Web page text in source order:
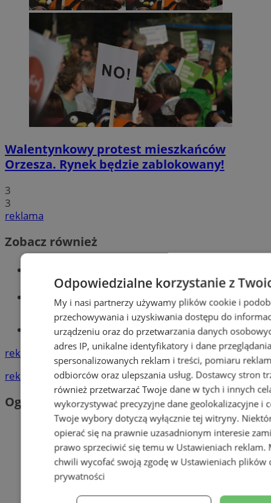
Walentynkowy protest mieszkańców
Orzesza. Rynek będzie zablokowany!
3
3
reklama
Zobacz również
Wiadomości lokalne
Tworzenie stron www - Orzesze
reklama
reklama
Ogłoszenia
Odpowiedzialne korzystanie z
My i nasi partnerzy używamy plików cookie i
przechowywania i uzyskiwania dostępu do
urządzeniu oraz do przetwarzania danych
adres IP, unikalne identyfikatory i dane
spersonalizowanych reklam i treści, pomiaru
odbiorców oraz ulepszania usług. Dostawcy stron
również przetwarzać Twoje dane w tych i innych
wykorzystywać precyzyjne dane geolokalizacyjne i
Twoje wybory dotyczą wyłącznie tej witryny.
opierać się na prawnie uzasadnionym interesie
prawo sprzeciwić się temu w Ustawieniach reklam.
chwili wycofać swoją zgodę w Ustawieniach plików
prywatności